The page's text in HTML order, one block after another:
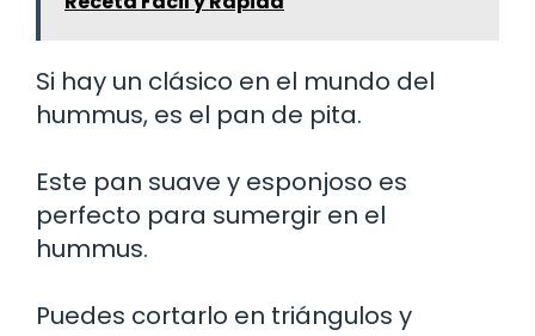
Si hay un clásico en el mundo del
hummus, es el pan de pita.
Este pan suave y esponjoso es
perfecto para sumergir en el
hummus.
Puedes cortarlo en triángulos y